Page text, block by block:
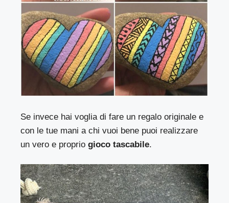
Se invece hai voglia di fare un regalo originale e
con le tue mani a chi vuoi bene puoi realizzare
un vero e propriogioco tascabile.